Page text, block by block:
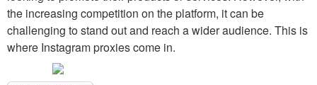
the increasing competition on the platform, it can be
challenging to stand out and reach a wider audience. This is
where Instagram proxies come in.